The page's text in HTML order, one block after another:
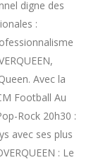
digne des
:
Avec la
Football Au
Rock 20h30 :
avec ses plus
: Le